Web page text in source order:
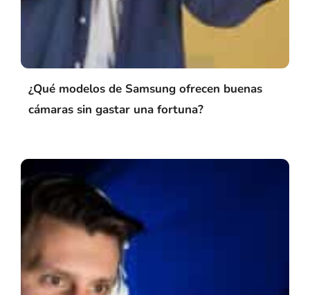
¿Qué modelos de Samsung ofrecen buenas
cámaras sin gastar una fortuna?